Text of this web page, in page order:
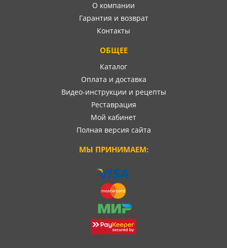
О компании
Гарантия и возврат
Контакты
ОБЩЕЕ
Каталог
Оплата и доставка
Видео-инструкции и рецепты
Реставрация
Мой кабинет
Полная версия сайта
МЫ ПРИНИМАЕМ: